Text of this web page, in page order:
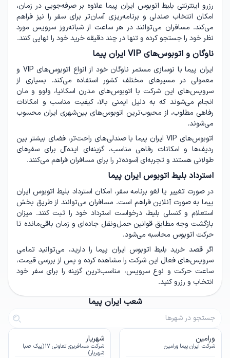
رزرو اینترنتی بلیط اتوبوس ایران پیما علاوه بر صرفه‌جویی در زمان،
امکان انتخاب صندلی و برنامه‌ریزی آسان‌تر برای سفر را نیز فراهم
می‌کند. مسافران می‌توانند در هر ساعت از شبانه‌روز سرویس مورد
نظر خود را جستجو کرده و تنها در چند دقیقه خرید خود را نهایی کنند.
ناوگان و اتوبوس‌های VIP ایران پیما
ایران پیما با نوسازی مستمر ناوگان خود از انواع اتوبوس‌های VIP و
معمولی در مسیرهای مختلف کشور استفاده می‌کند. بسیاری از
سرویس‌های این شرکت با اتوبوس‌های مدرن اسکانیا، ولوو و مان
انجام می‌شوند که به دلیل ایمنی بالا، کیفیت مناسب و امکانات
رفاهی مطلوب، از محبوب‌ترین اتوبوس‌های بین‌شهری ایران محسوب
می‌شوند.
اتوبوس‌های VIP ایران پیما با صندلی‌های راحت‌تر، فضای بیشتر بین
ردیف‌ها و امکانات رفاهی مناسب، گزینه‌ای ایده‌آل برای سفرهای
طولانی هستند و تجربه‌ای آسوده‌تر را برای مسافران فراهم می‌کنند.
استرداد بلیط اتوبوس ایران پیما
در صورت تغییر یا لغو برنامه سفر، امکان استرداد بلیط اتوبوس ایران
پیما به صورت آنلاین فراهم است. مسافران می‌توانند از طریق بخش
استعلام و کنسلی بلیط، درخواست استرداد خود را ثبت کنند. میزان
بازگشت وجه مطابق قوانین حمل‌ونقل جاده‌ای و زمان باقی‌مانده تا
حرکت اتوبوس محاسبه می‌شود.
اگر قصد خرید بلیط اتوبوس ایران پیما را دارید، می‌توانید تمامی
سرویس‌های فعال این شرکت را مشاهده کرده و پس از بررسی قیمت،
ساعت حرکت و نوع سرویس، مناسب‌ترین گزینه را برای سفر خود
انتخاب و رزرو کنید.
شعب ایران پیما
ورامین
شرکت ایران پیما ورامین
شهریار
شرکت مسافربری تعاونی ۱۷(پیک صبا
شهریار)